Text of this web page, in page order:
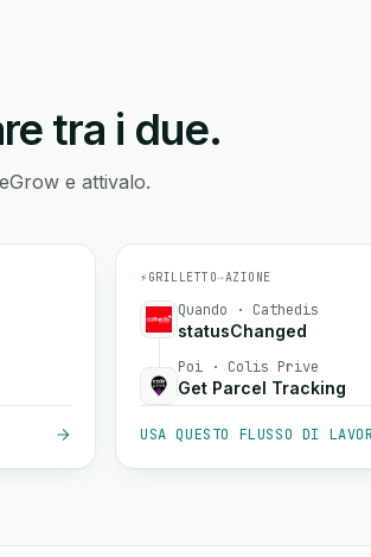
tra i due.
e attivalo.
⚡ GRILLETTO→AZIONE
Quando · Cathedis
statusChanged
Poi · Colis Prive
Get Parcel Tracking
USA QUESTO FLUSSO DI